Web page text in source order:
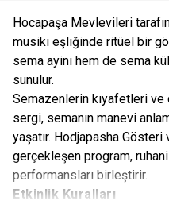
Hocapaşa Mevlevileri
musiki eşliğinde ritüel bir
sema ayini hem de sema
sunulur.
Semazenlerin kıyafetleri ve
sergi, semanın manevi
yaşatır. Hodjapasha
gerçekleşen program,
performansları birleştirir.
Etkinlik Kuralları